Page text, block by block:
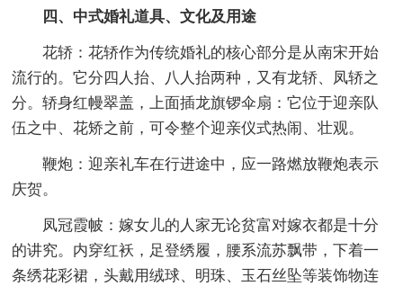
四、中式婚礼道具、文化及用途
花轿：花轿作为传统婚礼的核心部分是从南宋开始
流行的。它分四人抬、八人抬两种，又有龙轿、凤轿之
分。轿身红幔翠盖，上面插龙旗锣伞扇：它位于迎亲队
伍之中、花矫之前，可令整个迎亲仪式热闹、壮观。
鞭炮：迎亲礼车在行进途中，应一路燃放鞭炮表示
庆贺。
凤冠霞帔：嫁女儿的人家无论贫富对嫁衣都是十分
的讲究。内穿红袄，足登绣履，腰系流苏飘带，下着一
条绣花彩裙，头戴用绒球、明珠、玉石丝坠等装饰物连